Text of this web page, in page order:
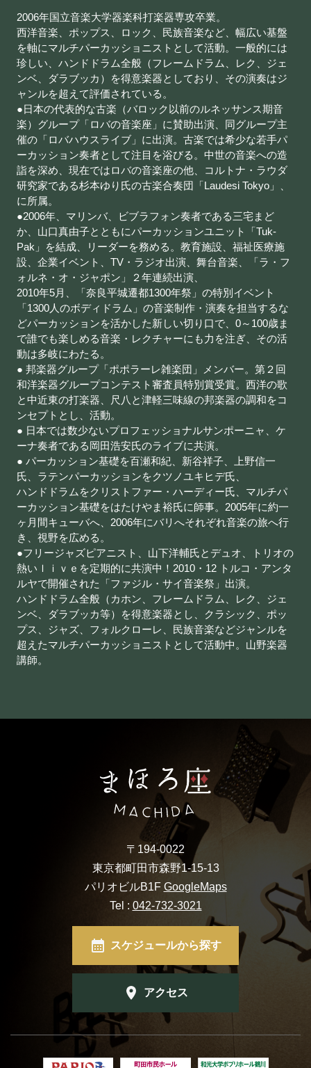
2006年国立音楽大学器楽科打楽器専攻卒業。
西洋音楽、ポップス、ロック、民族音楽など、幅広い基盤
を軸にマルチパーカッショニストとして活動。一般的には
珍しい、ハンドドラム全般（フレームドラム、レク、ジェ
ンベ、ダラブッカ）を得意楽器としており、その演奏はジ
ャンルを超えて評価されている。
●日本の代表的な古楽（バロック以前のルネッサンス期音
楽）グループ「ロバの音楽座」に賛助出演、同グループ主
催の「ロバハウスライブ」に出演。古楽では希少な若手パ
ーカッション奏者として注目を浴びる。中世の音楽への造
詣を深め、現在ではロバの音楽座の他、コルトナ・ラウダ
研究家である杉本ゆり氏の古楽合奏団「Laudesi Tokyo」、
に所属。
●2006年、マリンバ、ビブラフォン奏者である三宅まど
か、山口真由子とともにパーカッションユニット「Tuk-
Pak」を結成、リーダーを務める。教育施設、福祉医療施
設、企業イベント、TV・ラジオ出演、舞台音楽、「ラ・フ
ォルネ・オ・ジャポン」２年連続出演、
2010年5月、「奈良平城遷都1300年祭」の特別イベント
「1300人のボディドラム」の音楽制作・演奏を担当するな
どパーカッションを活かした新しい切り口で、0～100歳ま
で誰でも楽しめる音楽・レクチャーにも力を注ぎ、その活
動は多岐にわたる。
● 邦楽器グループ「ポポラーレ雑楽団」メンバー。第２回
和洋楽器グループコンテスト審査員特別賞受賞。西洋の歌
と中近東の打楽器、尺八と津軽三味線の邦楽器の調和をコ
ンセプトとし、活動。
● 日本では数少ないプロフェッショナルサンポーニャ、ケ
ーナ奏者である岡田浩安氏のライブに共演。
● パーカッション基礎を百瀬和紀、新谷祥子、上野信一
氏、ラテンパーカッションをクツノユキヒデ氏、
ハンドドラムをクリストファー・ハーディー氏、マルチパ
ーカッション基礎をはたけやま裕氏に師事。2005年に約一
ヶ月間キューバへ、2006年にバリへそれぞれ音楽の旅へ行
き、視野を広める。
●フリージャズピアニスト、山下洋輔氏とデュオ、トリオの
熱いｌｉｖｅを定期的に共演中！2010・12 トルコ・アンタ
ルヤで開催された「ファジル・サイ音楽祭」出演。
ハンドドラム全般（カホン、フレームドラム、レク、ジェ
ンベ、ダラブッカ等）を得意楽器とし、クラシック、ポッ
プス、ジャズ、フォルクローレ、民族音楽などジャンルを
超えたマルチパーカッショニストとして活動中。山野楽器
講師。
〒194-0022
東京都町田市森野1-15-13
パリオビルB1F GoogleMaps
Tel : 042-732-3021
スケジュールから探す
アクセス